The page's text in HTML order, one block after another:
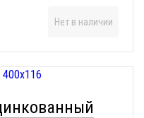
Нет в наличии